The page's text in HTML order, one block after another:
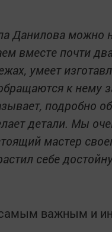
Данилова можно
вместе почти
умеет
к нему
подробно
детали. Мы
мастер
себе
важным и